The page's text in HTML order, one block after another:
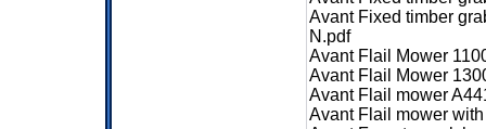
Avant Fixed timber
N.pdf
Avant Flail Mower
Avant Flail Mower
Avant Flail mower
Avant Flail mower